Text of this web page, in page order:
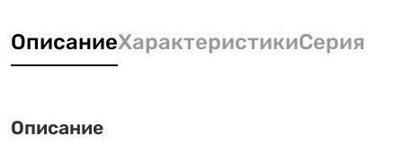
ОписаниеХарактеристикиСерия
Описание